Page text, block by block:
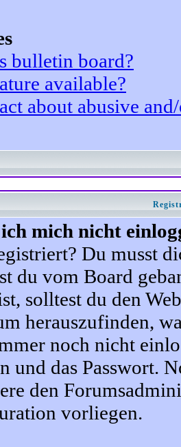
bulletin board?
available?
about abusive
mich nicht
Du musst
du vom Board
solltest du den
herauszufinden,
noch nicht
und das Passwort.
den
vorliegen.